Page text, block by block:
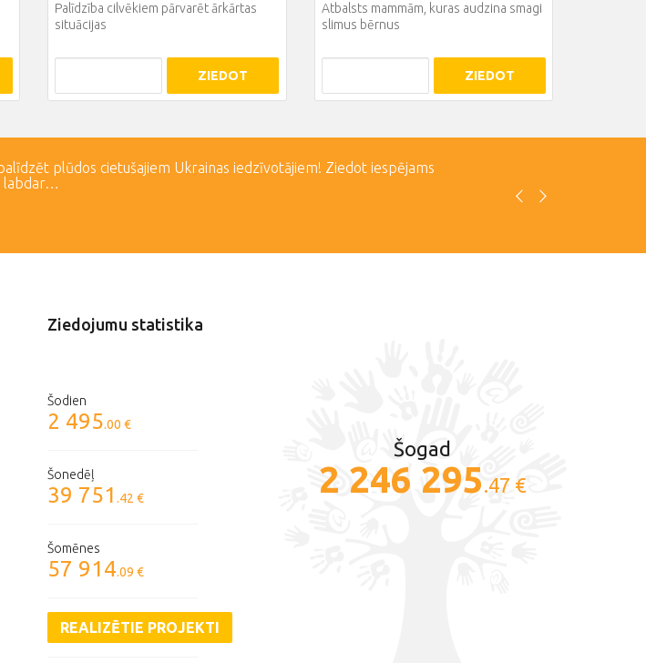
Palīdzība cilvēkiem pārvarēt ārkārtas
situācijas
ZIEDOT
Atbalsts mammām, kuras audzina smagi
slimus bērnus
ZIEDOT
plūdos cietušajiem Ukrainas iedzīvotājiem! Ziedot iespējams
labdar…
Ziedojumu statistika
Šodien
2 495.00 €
Šonedēļ
39 751 .42 €
Šomēnes
57 914.09 €
REALIZĒTIE PROJEKTI
Šogad
2 246 295.47 €